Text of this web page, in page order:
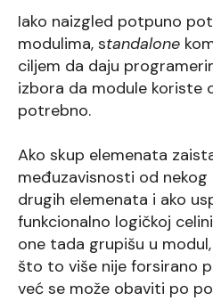
Iako naizgled potpuno
modulima, standalone
ciljem da daju
izbora da module koriste
potrebno.
Ako skup elemenata
međuzavisnosti od
drugih elemenata i ako
funkcionalno logičkoj
one tada grupišu u
što to više nije forsirano
već se može obaviti po